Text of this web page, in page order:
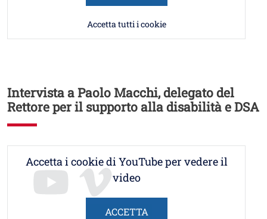
Accetta tutti i cookie
Intervista a Paolo Macchi, delegato del
Rettore per il supporto alla disabilità e DSA
Accetta i cookie di YouTube per vedere il
video
ACCETTA